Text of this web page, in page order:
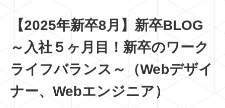
COMPANY
BLOG
RECRUIT 採用情報
【2025年新卒8月】新卒BLOG
～入社５ヶ月目！新卒のワーク
ライフバランス～（Webデザイ
ナー、Webエンジニア）